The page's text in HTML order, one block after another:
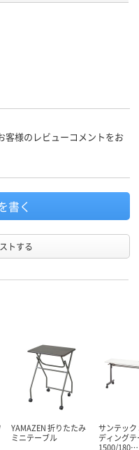
客様のレビューコメントをお
書く
トする
YAMAZEN 折りたたみ
ミニテーブル
サンテック
ディング
1500/180…